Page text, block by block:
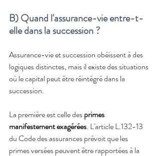
B) Quand l'assurance-vie entre-t-
elle dans la succession ?
Assurance-vie et succession obéissent à des
logiques distinctes, mais il existe des situations
où le capital peut être réintégré dans la
succession.
La première est celle des primes
manifestement exagérées. L'article L.132-13
du Code des assurances prévoit que les
primes versées peuvent être rapportées à la